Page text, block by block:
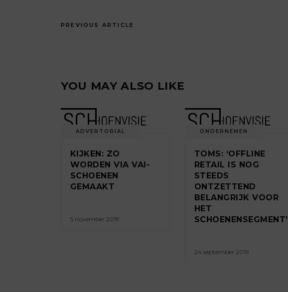
PREVIOUS ARTICLE
YOU MAY ALSO LIKE
ADVERTORIAL
KIJKEN: ZO
WORDEN VIA VAI-
SCHOENEN
GEMAAKT
5 november 2019
ONDERNEMEN
TOMS: ‘OFFLINE
RETAIL IS NOG
STEEDS
ONTZETTEND
BELANGRIJK VOOR
HET
SCHOENENSEGMENT’
24 september 2019